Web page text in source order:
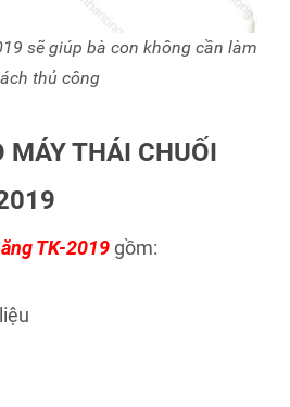
sẽ giúp bà con không cần làm
thủ công
MÁY THÁI CHUỐI
TK-2019 gồm: